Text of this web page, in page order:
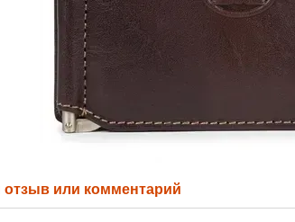
или комментарий